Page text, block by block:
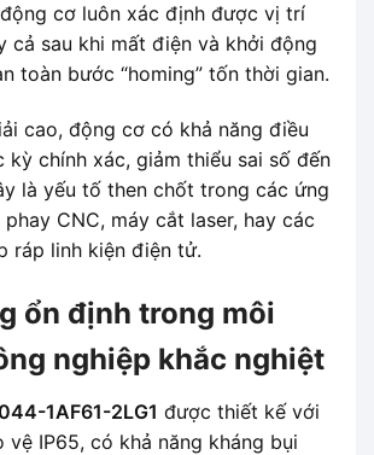
cơ luôn xác định được vị trí
cả sau khi mất điện và khởi động
toàn bước “homing” tốn thời gian.
cao, động cơ có khả năng điều
kỳ chính xác, giảm thiểu sai số đến
là yếu tố then chốt trong các ứng
CNC, máy cắt laser, hay các
ráp linh kiện điện tử.
ổn định trong môi
nghiệp khắc nghiệt
1AF61-2LG1 được thiết kế với
vệ IP65, có khả năng kháng bụi